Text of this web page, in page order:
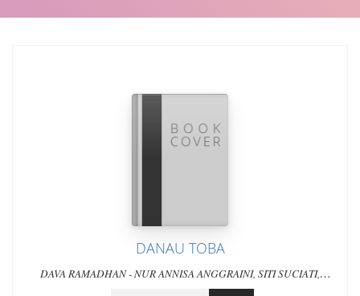
DANAU TOBA
DAVA RAMADHAN - NUR ANNISA ANGGRAINI, SITI SUCIATI,
RENDI NUR FAHRI